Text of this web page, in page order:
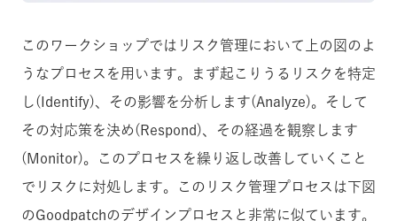
このワークショップではリスク管理において上の図のよ
うなプロセスを用います。まず起こりうるリスクを特定
し(Identify)、その影響を分析します(Analyze)。そして
その対応策を決め(Respond)、その経過を観察します
(Monitor)。このプロセスを繰り返し改善していくこと
でリスクに対処します。このリスク管理プロセスは下図
のGoodpatchのデザインプロセスと非常に似ています。